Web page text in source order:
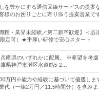
を豊かにする通信回線サービスの提案
様のお困りごとに寄り添う提案営業です
種・業界未経験／第二新卒歓迎】＜必
定可）★手厚い研修で安心スタート
兵庫県のいずれかに配属。 ※希望を考
県神戸市灘区水道筋5-2…
万円※能力や経験に基づいて優遇し
代（一律2万円／11.5時間分）を含みま